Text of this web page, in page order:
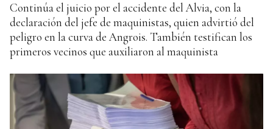
Continúa el juicio por el accidente del Alvia, con la
declaración del jefe de maquinistas, quien advirtió del
peligro en la curva de Angrois. También testifican los
primeros vecinos que auxiliaron al maquinista